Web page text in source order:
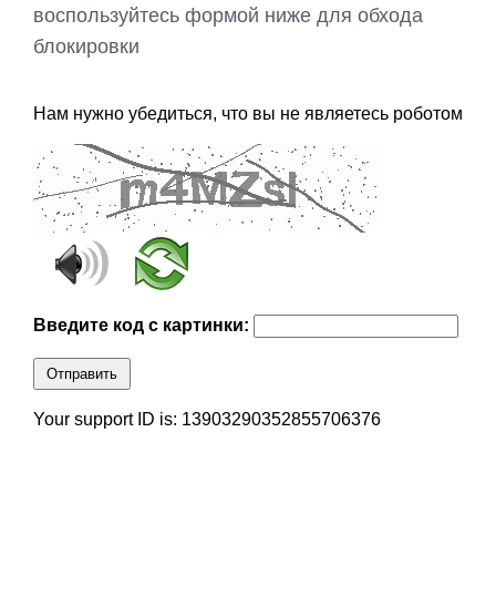
воспользуйтесь формой ниже для обхода
блокировки
Нам нужно убедиться, что вы не являетесь роботом
Введите код с картинки:
Отправить
Your support ID is: 13903290352855706376